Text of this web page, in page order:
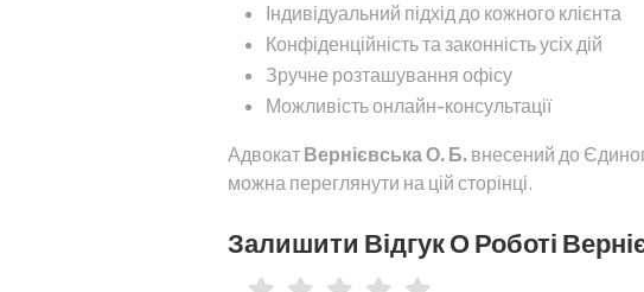
Індивідуальний підхід до кожного клієнта
Конфіденційність та законність усіх дій
Зручне розташування офісу
Можливість онлайн-консультації
Адвокат Вернієвська О. Б. внесений до
можна переглянути на цій сторінці.
Залишити Відгук О Роботі